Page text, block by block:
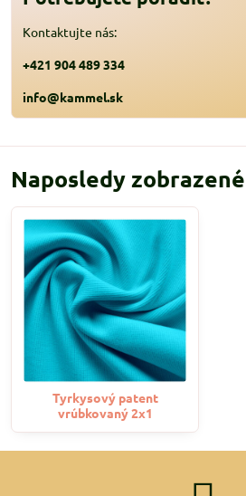
Kontaktujte nás:
+421 904 489 334
info@kammel.sk
Naposledy zobrazené
Tyrkysový patent
vrúbkovaný 2x1